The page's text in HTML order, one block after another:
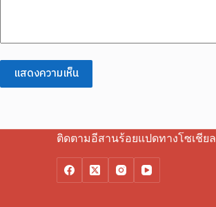
แสดงความเห็น
ติดตามอีสานร้อยแปดทางโซเชียล